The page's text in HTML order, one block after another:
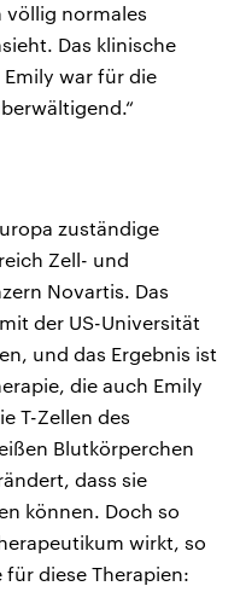
völlig normales
Das klinische
war für die
zuständige
Zell- und
Novartis. Das
der US-Universität
und das Ergebnis ist
die auch Emily
T-Zellen des
Blutkörperchen
dass sie
können. Doch so
wirkt, so
für diese Therapien: